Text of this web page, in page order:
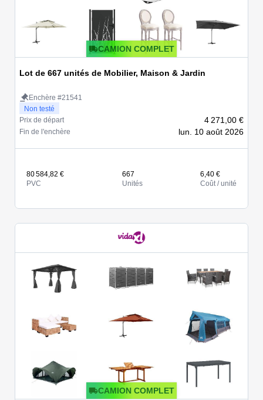
CAMION COMPLET
Lot de 667 unités de Mobilier, Maison & Jardin
Enchère #21541
Non testé
Prix de départ
4 271,00 €
Fin de l'enchère lun. 10 août 2026
80 584,82 €
PVC
667
Unités
6,40 €
Coût / unité
CAMION COMPLET